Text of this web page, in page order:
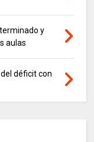
y
aulas
déficit con